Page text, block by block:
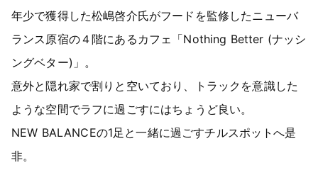
年少で獲得した松嶋啓介氏がフードを監修したニューバ
ランス原宿の４階にあるカフェ「Nothing Better (ナッシ
ングベター)」。
意外と隠れ家で割りと空いており、トラックを意識した
ような空間でラフに過ごすにはちょうど良い。
NEW BALANCEの1足と一緒に過ごすチルスポットへ是
非。